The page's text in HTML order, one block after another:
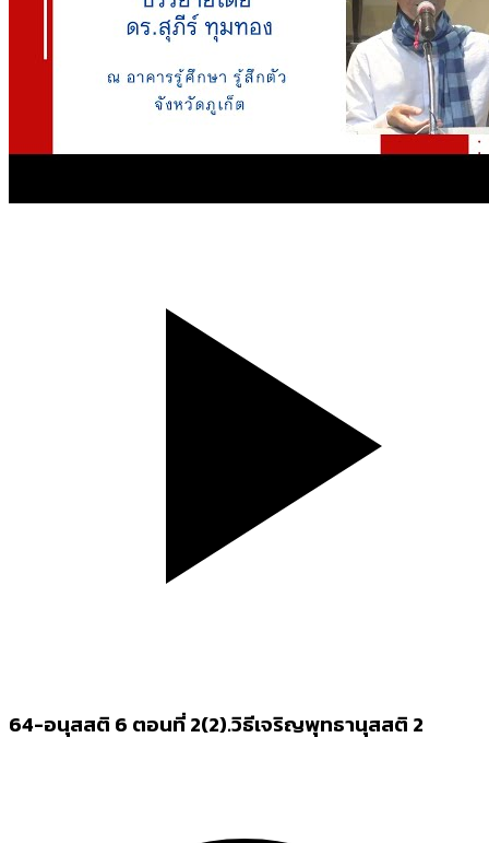
64-อนุสสติ 6 ตอนที่ 2(2).วิธีเจริญพุทธานุสสติ 2